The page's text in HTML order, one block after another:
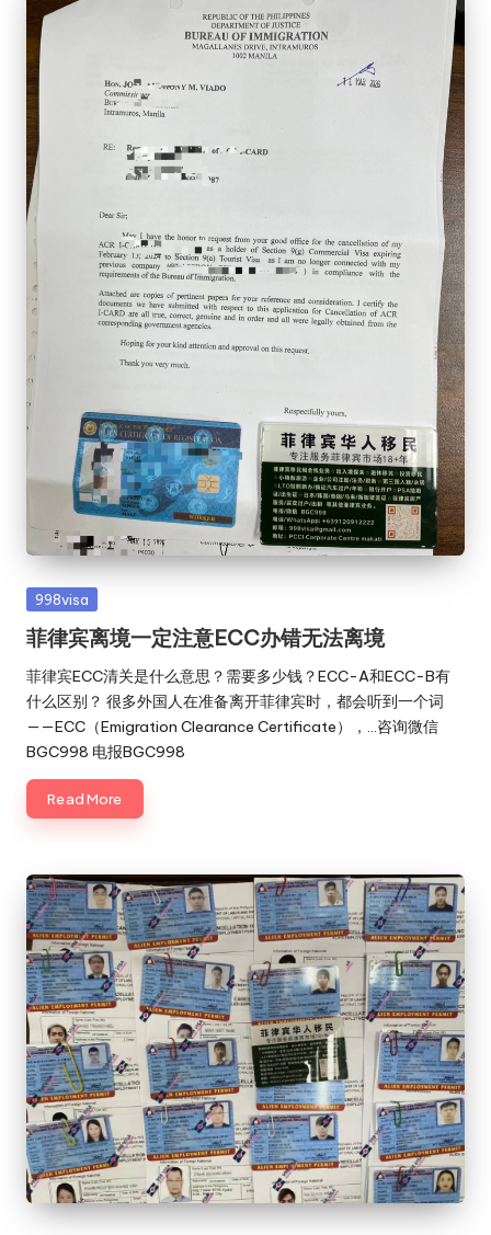
Posted
998visa
菲律宾离境一定注意ECC办错无法离境
菲律宾ECC清关是什么意思？需要多少钱？ECC-A和ECC-B有
什么区别？ 很多外国人在准备离开菲律宾时，都会听到一个词
——ECC（Emigration Clearance Certificate），…咨询微信
BGC998 电报BGC998
Read More